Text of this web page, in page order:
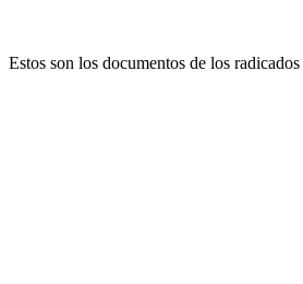
Estos son los documentos de los